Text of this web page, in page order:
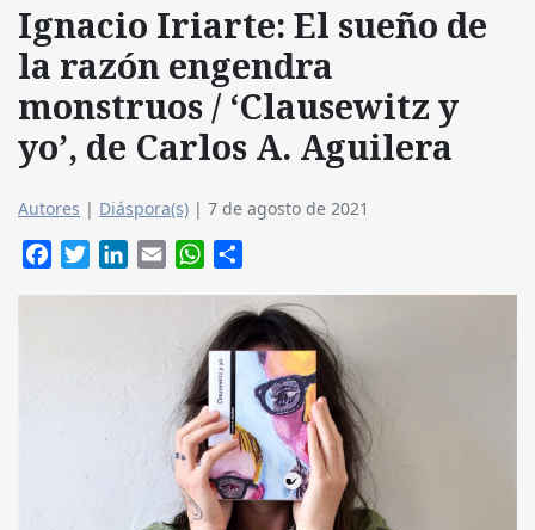
Ignacio Iriarte: El sueño de
la razón engendra
monstruos / ‘Clausewitz y
yo’, de Carlos A. Aguilera
Autores | Diáspora(s) | 7 de agosto de 2021
FacebookTwitterLinkedIn
Email WhatsApp